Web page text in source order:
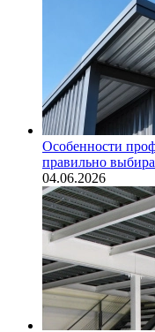
Особенности
правильно
04.06.2026